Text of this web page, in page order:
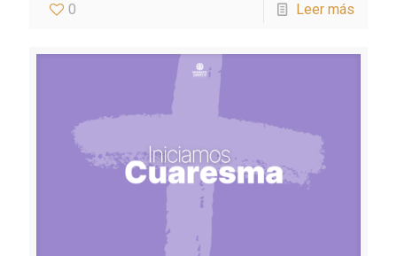
0 Leer más